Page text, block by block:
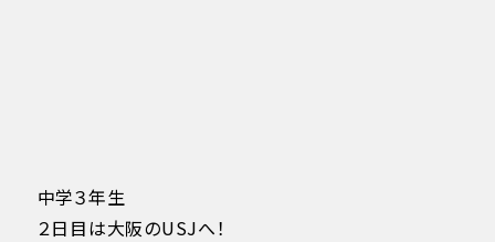
中学３年生
２日目は大阪のUSJへ！